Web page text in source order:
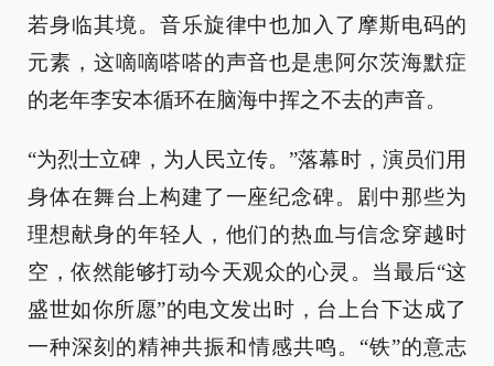
若身临其境。音乐旋律中也加入了摩斯电码的
元素，这嘀嘀嗒嗒的声音也是患阿尔茨海默症
的老年李安本循环在脑海中挥之不去的声音。
“为烈士立碑，为人民立传。”落幕时，演员们用
身体在舞台上构建了一座纪念碑。剧中那些为
理想献身的年轻人，他们的热血与信念穿越时
空，依然能够打动今天观众的心灵。当最后“这
盛世如你所愿”的电文发出时，台上台下达成了
一种深刻的精神共振和情感共鸣。“铁”的意志